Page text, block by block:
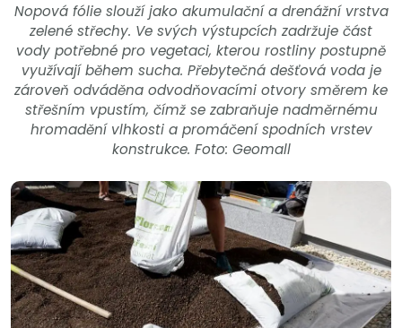
Nopová fólie slouží jako akumulační a drenážní vrstva
zelené střechy. Ve svých výstupcích zadržuje část
vody potřebné pro vegetaci, kterou rostliny postupně
využívají během sucha. Přebytečná dešťová voda je
zároveň odváděna odvodňovacími otvory směrem ke
střešním vpustím, čímž se zabraňuje nadměrnému
hromadění vlhkosti a promáčení spodních vrstev
konstrukce. Foto: Geomall